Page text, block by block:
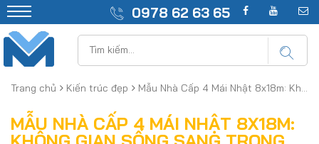
0978 62 63 65
Trang chủ Kiến trúc đẹp Mẫu Nhà Cấp 4 Mái Nhật 8x18m: Không Gian Sống Sang Trọng Với 3 Phòng Ngủ
MẪU NHÀ CẤP 4 MÁI NHẬT 8X18M: